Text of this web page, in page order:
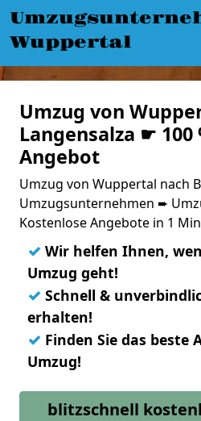
Wuppertal
Umzug von
Langensalza ☛ 100
Angebot
Umzug von Wuppertal nach
Umzugsunternehmen ➨
Kostenlose Angebote in 1
✓ Wir helfen Ihnen,
Umzug geht!
✓ Schnell &
erhalten!
✓ Finden Sie das beste
Umzug!
blitzschnell